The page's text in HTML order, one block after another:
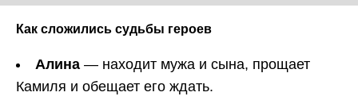
Как сложились судьбы героев
Алина — находит мужа и сына, прощает
Камиля и обещает его ждать.